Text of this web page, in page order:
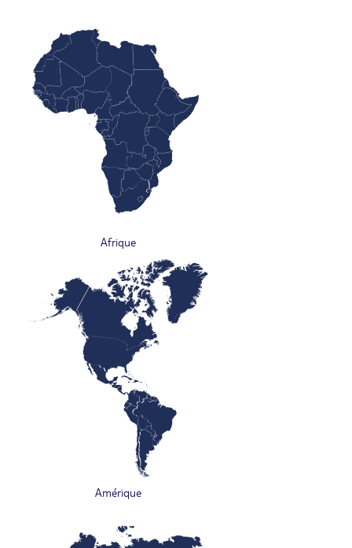
Afrique
Amérique